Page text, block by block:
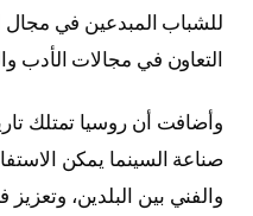
للشباب المبدعين في مجال
التعاون في مجالات الأدب
وأضافت أن روسيا تمتلك
صناعة السينما يمكن
والفني بين البلدين،